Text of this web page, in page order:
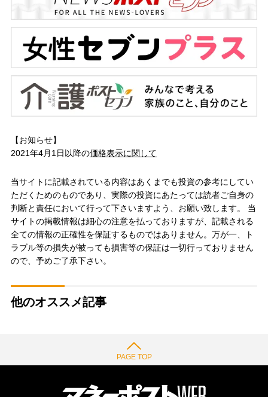
【お知らせ】
2021年4月1日以降の価格表示に関して
当サイトに記載されている内容はあくまでも投資の参考にしてい
ただくためのものであり、実際の投資にあたっては読者ご自身の
判断と責任において行って下さいますよう、お願い致します。 当
サイトの掲載情報は細心の注意を払っておりますが、記載される
全ての情報の正確性を保証するものではありません。万が一、ト
ラブル等の損失が被っても損害等の保証は一切行っておりません
ので、予めご了承下さい。
他のオススメ記事
PAGE TOP